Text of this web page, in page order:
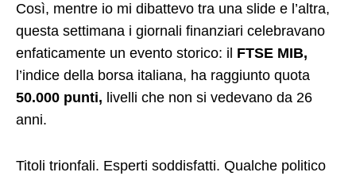
Così, mentre io mi dibattevo tra una slide e l’altra,
questa settimana i giornali finanziari celebravano
enfaticamente un evento storico: il FTSE MIB,
l’indice della borsa italiana, ha raggiunto quota
50.000 punti, livelli che non si vedevano da 26
anni.
Titoli trionfali. Esperti soddisfatti. Qualche politico